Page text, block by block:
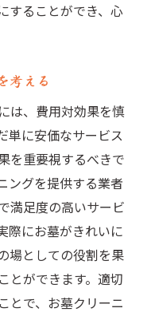
することができ、心
考える
は、費用対効果を慎
単に安価なサービス
を重要視するべきで
ングを提供する業者
満足度の高いサービ
際にお墓がきれいに
場としての役割を果
とができます。適切
とで、お墓クリーニ